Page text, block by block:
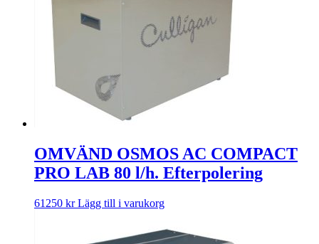
OMVÄND OSMOS AC COMPACT
PRO LAB 80 l/h. Efterpolering
61250 kr Lägg till i varukorg